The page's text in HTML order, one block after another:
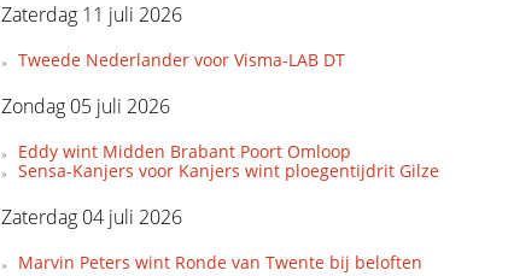
Zaterdag 11 juli 2026
Tweede Nederlander voor Visma-LAB DT
Zondag 05 juli 2026
Eddy wint Midden Brabant Poort Omloop
Sensa-Kanjers voor Kanjers wint ploegentijdrit Gilze
Zaterdag 04 juli 2026
Marvin Peters wint Ronde van Twente bij beloften